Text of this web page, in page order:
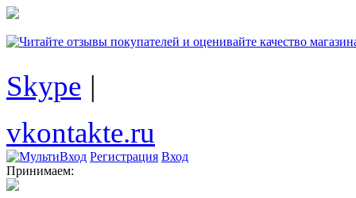
Skype |
vkontakte.ru
Регистрация Вход
Принимаем: